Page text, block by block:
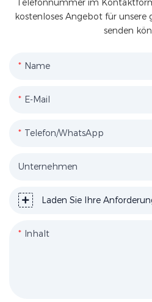
Telefonnummer im
kostenloses Angebot für unsere
senden
Name
E-Mail
Telefon/WhatsApp
Unternehmen
Laden Sie Ihre
Inhalt